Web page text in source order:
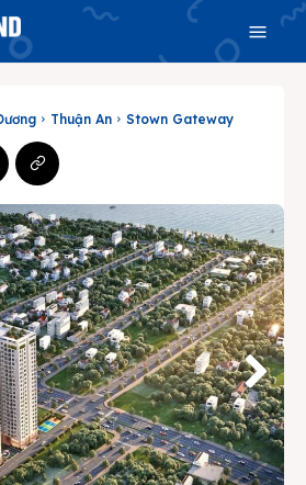
Search
cập nhật V3
hơn
Thuận An Stown Gateway